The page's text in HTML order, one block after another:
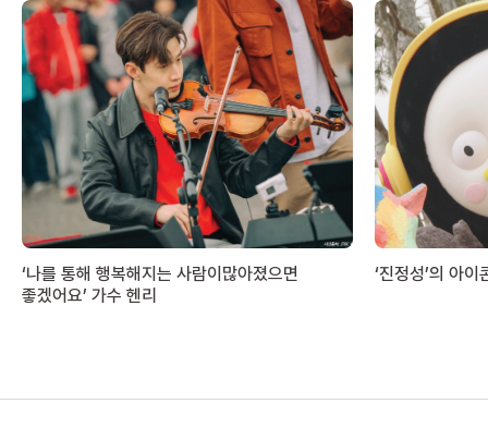
‘나를 통해 행복해지는 사람이많아졌으면
좋겠어요’ 가수 헨리
‘진정성’의 아이